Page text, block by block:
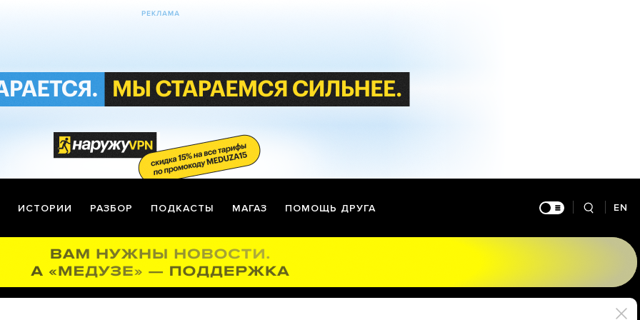
ИСТОРИИ РАЗБОР ПОДКАСТЫ МАГАЗ ПОМОЩЬ ДРУГА EN